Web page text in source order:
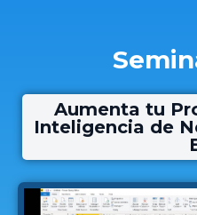
Aumenta tu
Inteligencia de